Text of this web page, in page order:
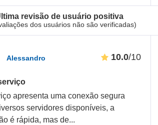
revisão de usuário positiva
dos usuários não são verificadas)
Alessandro 10.0/10
apresenta uma conexão segura
servidores disponíveis, a
é rápida, mas de...